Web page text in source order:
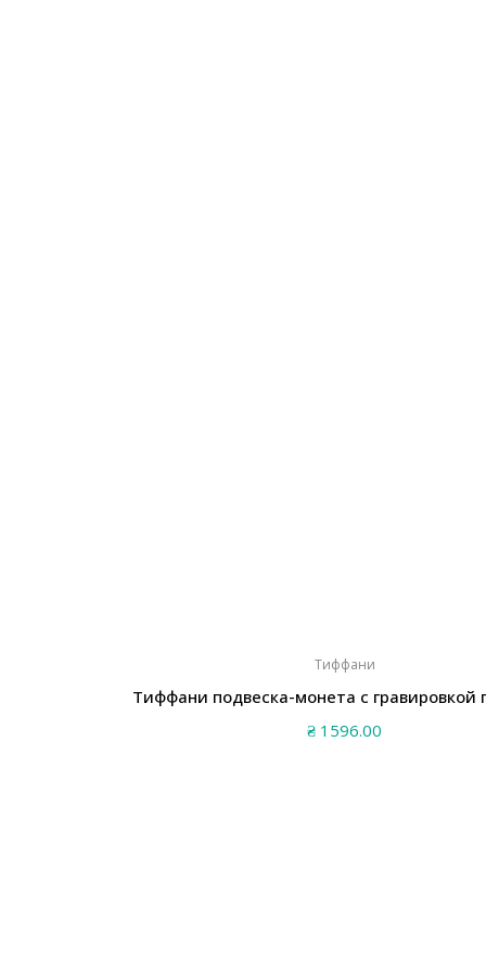
Тиффани
Тиффани подвеска-монета с гравировкой
₴ 1596.00